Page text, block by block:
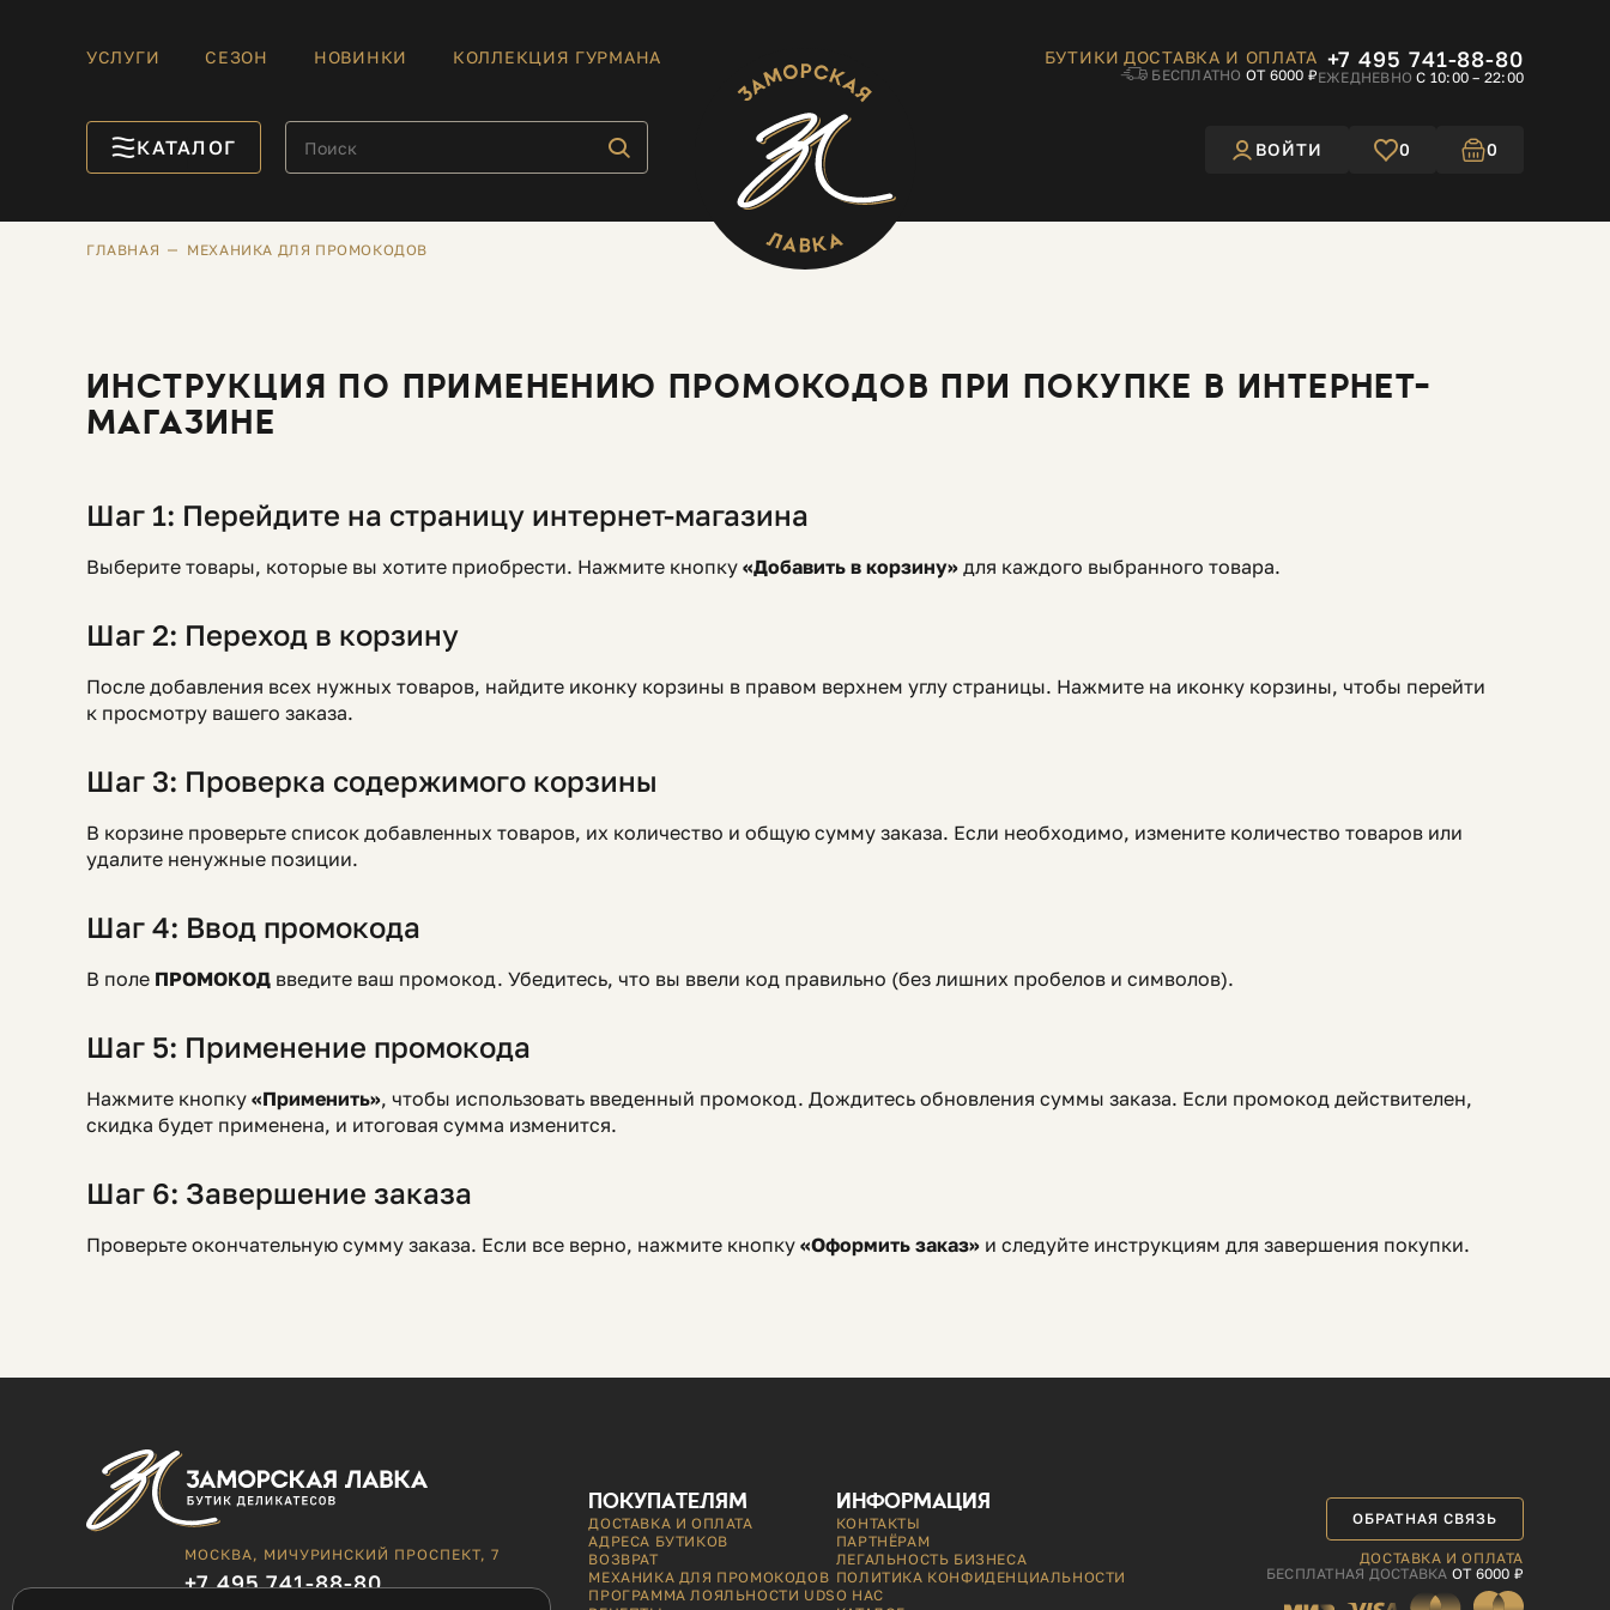
УСЛУГИ СЕЗОН НОВИНКИ КОЛЛЕКЦИЯ ГУРМАНА
КАТАЛОГ
БУТИКИ ДОСТАВКА И ОПЛАТА
БЕСПЛАТНО ОТ 6000 ₽
+7 495 741-88-80
ЕЖЕДНЕВНОС 10:00 – 22:00
ВОЙТИ 0 0
ГЛАВНАЯ МЕХАНИКА ДЛЯ ПРОМОКОДОВ
ИНСТРУКЦИЯ ПО ПРИМЕНЕНИЮ ПРОМОКОДОВ ПРИ ПОКУПКЕ В ИНТЕРНЕТ-
МАГАЗИНЕ
Шаг 1: Перейдите на страницу интернет-магазина
Выберите товары, которые вы хотите приобрести. Нажмите кнопку «Добавить в корзину» для каждого выбранного товара.
Шаг 2: Переход в корзину
После добавления всех нужных товаров, найдите иконку корзины в правом верхнем углу страницы. Нажмите на иконку корзины, чтобы перейти
к просмотру вашего заказа.
Шаг 3: Проверка содержимого корзины
В корзине проверьте список добавленных товаров, их количество и общую сумму заказа. Если необходимо, измените количество товаров или
удалите ненужные позиции.
Шаг 4: Ввод промокода
В поле ПРОМОКОД введите ваш промокод. Убедитесь, что вы ввели код правильно (без лишних пробелов и символов).
Шаг 5: Применение промокода
Нажмите кнопку «Применить», чтобы использовать введенный промокод. Дождитесь обновления суммы заказа. Если промокод действителен,
скидка будет применена, и итоговая сумма изменится.
Шаг 6: Завершение заказа
Проверьте окончательную сумму заказа. Если все верно, нажмите кнопку «Оформить заказ» и следуйте инструкциям для завершения покупки.
ПОКУПАТЕЛЯМ
ДОСТАВКА И ОПЛАТА
АДРЕСА БУТИКОВ
ВОЗВРАТ
МЕХАНИКА ДЛЯ ПРОМОКОДОВ
ПРОГРАММА ЛОЯЛЬНОСТИ UDS
ИНФОРМАЦИЯ
КОНТАКТЫ
ПАРТНЁРАМ
ЛЕГАЛЬНОСТЬ БИЗНЕСА
ПОЛИТИКА КОНФИДЕНЦИАЛЬНОСТИ
О НАС
МОСКВА, МИЧУРИНСКИЙ ПРОСПЕКТ, 7
+7 495 741-88-80
ОБРАТНАЯ СВЯЗЬ
ДОСТАВКА И ОПЛАТА
БЕСПЛАТНАЯ ДОСТАВКА ОТ 6000 ₽